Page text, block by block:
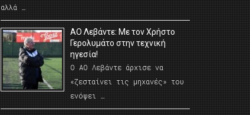
αλλά …
ΑΟ Λεβάντε: Με τον Χρήστο
Γερολυμάτο στην τεχνική
ηγεσία!
Ο ΑΟ Λεβάντε άρχισε να
«ζεσταίνει τις μηχανές» του
ενόψει …